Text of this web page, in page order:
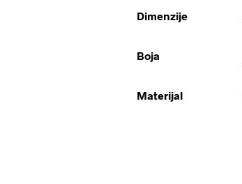
Dimenzije
Boja
Materijal